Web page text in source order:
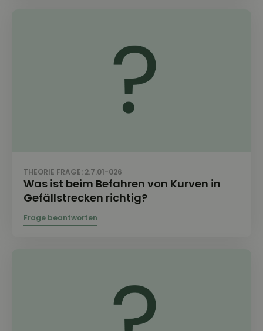
THEORIE FRAGE: 2.7.01-026
Was ist beim Befahren von Kurven in
Gefällstrecken richtig?